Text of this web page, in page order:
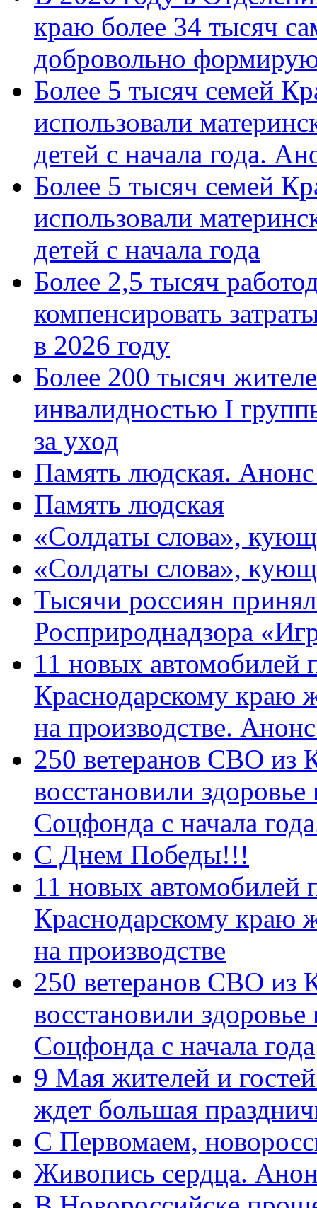
краю более 34 тысяч
добровольно
Более 5 тысяч семей
использовали
детей с начала года.
Более 5 тысяч семей
использовали
детей с начала года
Более 2,5 тысяч
компенсировать
в 2026 году
Более 200 тысяч
инвалидностью I
за уход
Память людская.
Память людская
«Солдаты слова»,
«Солдаты слова»,
Тысячи россиян
Росприроднадзора
11 новых автомобилей
Краснодарскому краю
на производстве.
250 ветеранов СВО из
восстановили
Соцфонда с начала
С Днем Победы!!!
11 новых автомобилей
Краснодарскому краю
на производстве
250 ветеранов СВО из
восстановили
Соцфонда с начала года
9 Мая жителей и
ждет большая
C Первомаем,
Живопись сердца.